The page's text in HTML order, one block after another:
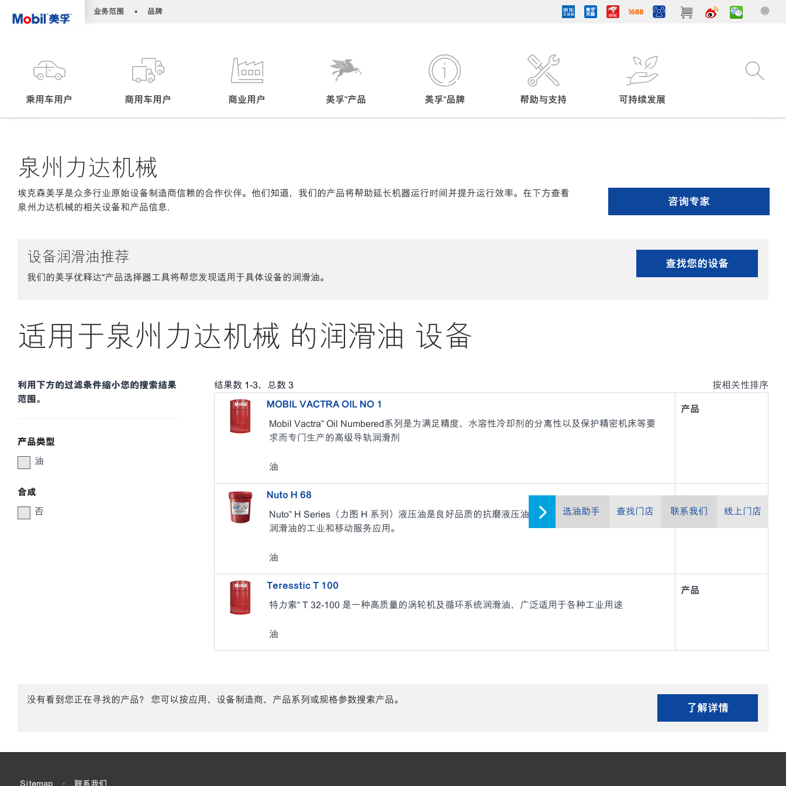
业务范围 • 品牌
乘用车用户 商用车用户 商业用户 美孚™产品 美孚™品牌 帮助与支持 可持续发展
选油助手 查找门店 联系我们 线上门店
泉州力达机械
埃克森美孚是众多行业原始设备制造商信赖的合作伙伴。他们知道，我们的产品将帮助延长机器运行时间并提升运行效率。在下方查看
泉州力达机械的相关设备和产品信息.
咨询专家
设备润滑油推荐
我们的美孚优释达℠产品选择器工具将帮您发现适用于具体设备的润滑油。
查找您的设备
适用于泉州力达机械 的润滑油 设备
利用下方的过滤条件缩小您的搜索结果
范围。
产品类型
油
合成
否
结果数 1-3，总数 3 按相关性排序
MOBIL VACTRA OIL NO 1
Mobil Vactra™ Oil Numbered系列是为满足精度、水溶性冷却剂的分离性以及保护精密机床等要
求而专门生产的高级导轨润滑剂
油
产品
Nuto H 68
Nuto™ H Series（力图 H 系列）液压油是良好品质的抗磨液压油，用于温和操作条件和需要抗磨
润滑油的工业和移动服务应用。
油
Teresstic T 100
特力索™ T 32-100 是一种高质量的涡轮机及循环系统润滑油，广泛适用于各种工业用途
油
产品
没有看到您正在寻找的产品？ 您可以按应用、设备制造商、产品系列或规格参数搜索产品。
了解详情
Sitemap • 联系我们